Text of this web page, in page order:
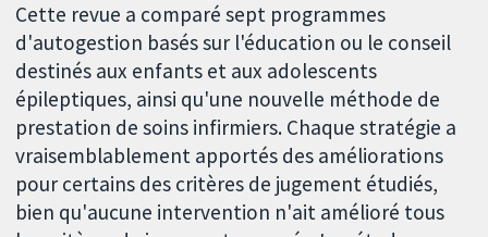
Cette revue a comparé sept programmes
d'autogestion basés sur l'éducation ou le conseil
destinés aux enfants et aux adolescents
épileptiques, ainsi qu'une nouvelle méthode de
prestation de soins infirmiers. Chaque stratégie a
vraisemblablement apportés des améliorations
pour certains des critères de jugement étudiés,
bien qu'aucune intervention n'ait amélioré tous